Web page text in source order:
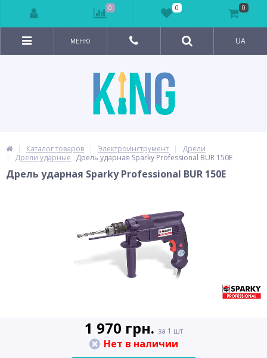
МЕНЮ UA
Каталог товаров Электроинструмент
Дрели
Дрели ударные Дрель ударная Sparky Professional BUR 150E
Дрель ударная Sparky Professional BUR 150E
1 970 грн. за 1 шт
Нет в наличии
0 0 0